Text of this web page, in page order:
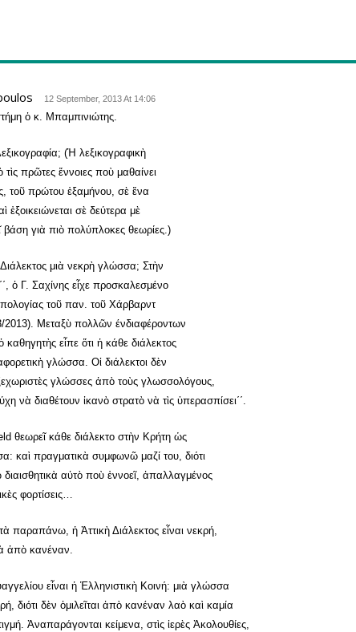
12 September, 2013 At 14:06
ὁ κ. Μπαμπινιώτης.
(Ἡ λεξικογραφικὴ
τὶς πρῶτες ἔννοιες ποὺ μαθαίνει
τοῦ πρώτου ἐξαμήνου, σὲ ἕνα
ἐξοικειώνεται σὲ δεύτερα μὲ
βάση γιὰ πιὸ πολύπλοκες θεωρίες.)
Διάλεκτος μιὰ νεκρὴ γλώσσα; Στὴν
ὁ Γ. Σαχίνης εἶχε προσκαλεσμένο
τοῦ παν. τοῦ Χάρβαρντ
Μεταξὺ πολλῶν ένδιαφέροντων
εἶπε ὅτι ἡ κάθε διάλεκτος
γλώσσα. Οἱ διάλεκτοι δὲν
γλώσσες ἀπὸ τοὺς γλωσσολόγους,
νὰ διαθέτουν ἰκανὸ στρατὸ νὰ τὶς ὑπερασπίσει΄΄.
θεωρεῖ κάθε διάλεκτο στὴν Κρήτη ὡς
καὶ πραγματικὰ συμφωνῶ μαζί του, διότι
αὐτὸ ποὺ ἐννοεῖ, ἀπαλλαγμένος
φορτίσεις…
παραπάνω, ἡ Ἀττικὴ Διάλεκτος εἶναι νεκρή,
ἀπὸ κανέναν.
εἶναι ἡ Ἑλληνιστικὴ Κοινή: μιὰ γλώσσα
διότι δὲν ὁμιλεῖται ἀπὸ κανέναν λαὸ καὶ καμία
Ἀναπαράγονται κείμενα, στὶς ἰερὲς Ἀκολουθίες,